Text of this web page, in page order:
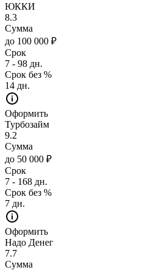
ЮККИ
8.3
Сумма
до 100 000 ₽
Срок
7 - 98 дн.
Срок без %
14 дн.
Оформить
Турбозайм
9.2
Сумма
до 50 000 ₽
Срок
7 - 168 дн.
Срок без %
7 дн.
Оформить
Надо Денег
7.7
Сумма